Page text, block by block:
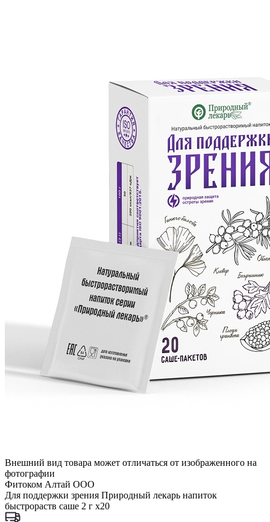
Внешний вид товара может отличаться от изображенного на
фотографии
Фитоком Алтай ООО
Для поддержки зрения Природный лекарь напиток
быстрораств саше 2 г x20